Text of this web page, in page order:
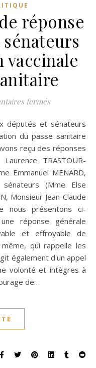
réponse
vaccinale
ferméssur Lettre
du passe sanitaire
reçu des réponses
TRASTOUR-
Emmanuel MENARD,
sénateurs (Mme Else
Monsieur Jean-Claude
nous présentons ci-
réponse générale
et effroyable de
qui rappelle les
également d'un appel
volonté et intègres à
de…